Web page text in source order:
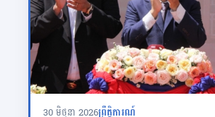
30 មិថុនា 2026ព្រឹត្តិការណ៍